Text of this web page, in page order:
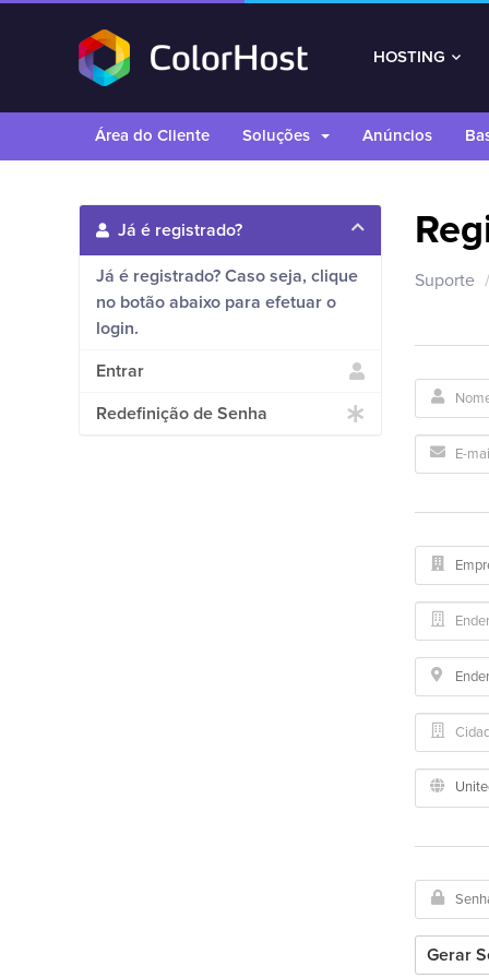
HOSTING
Área do Cliente Soluções Anúncios
Suporte
Já é registrado?
Já é registrado? Caso seja, clique
no botão abaixo para efetuar o
login.
Entrar
Redefinição de Senha
Gerar